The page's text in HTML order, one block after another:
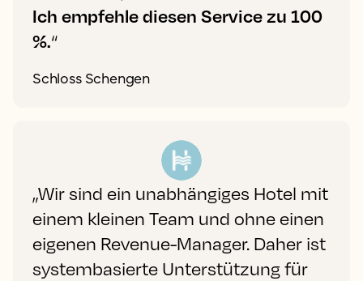
Ich empfehle diesen Service zu 100
%.“
Schloss Schengen
„Wir sind ein unabhängiges Hotel mit
einem kleinen Team und ohne einen
eigenen Revenue-Manager. Daher ist
systembasierte Unterstützung für